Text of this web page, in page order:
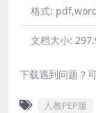
格式:
文档大小:
下载遇到问题？
人教PEP版